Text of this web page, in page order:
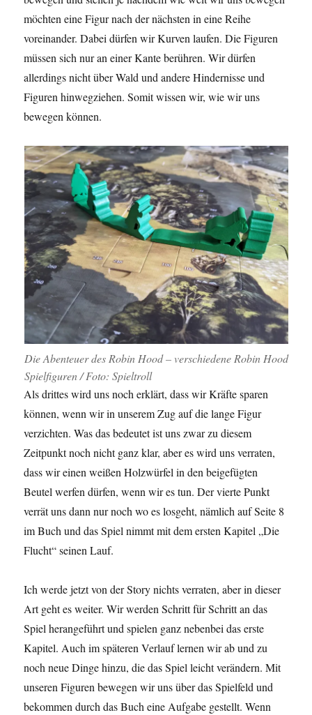
möchten eine Figur nach der nächsten in eine Reihe
voreinander. Dabei dürfen wir Kurven laufen. Die Figuren
müssen sich nur an einer Kante berühren. Wir dürfen
allerdings nicht über Wald und andere Hindernisse und
Figuren hinwegziehen. Somit wissen wir, wie wir uns
bewegen können.
Die Abenteuer des Robin Hood – verschiedene Robin Hood
Spielfiguren / Foto: Spieltroll
Als drittes wird uns noch erklärt, dass wir Kräfte sparen
können, wenn wir in unserem Zug auf die lange Figur
verzichten. Was das bedeutet ist uns zwar zu diesem
Zeitpunkt noch nicht ganz klar, aber es wird uns verraten,
dass wir einen weißen Holzwürfel in den beigefügten
Beutel werfen dürfen, wenn wir es tun. Der vierte Punkt
verrät uns dann nur noch wo es losgeht, nämlich auf Seite 8
im Buch und das Spiel nimmt mit dem ersten Kapitel „Die
Flucht“ seinen Lauf.
Ich werde jetzt von der Story nichts verraten, aber in dieser
Art geht es weiter. Wir werden Schritt für Schritt an das
Spiel herangeführt und spielen ganz nebenbei das erste
Kapitel. Auch im späteren Verlauf lernen wir ab und zu
noch neue Dinge hinzu, die das Spiel leicht verändern. Mit
unseren Figuren bewegen wir uns über das Spielfeld und
bekommen durch das Buch eine Aufgabe gestellt. Wenn